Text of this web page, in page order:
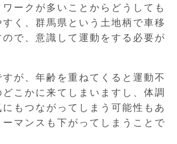
ークが多いことからどうしても
く、群馬県という土地柄で車移
で、意識して運動をする必要が
が、年齢を重ねてくると運動不
こかに来てしまいますし、体調
もつながってしまう可能性もあ
マンスも下がってしまうことで